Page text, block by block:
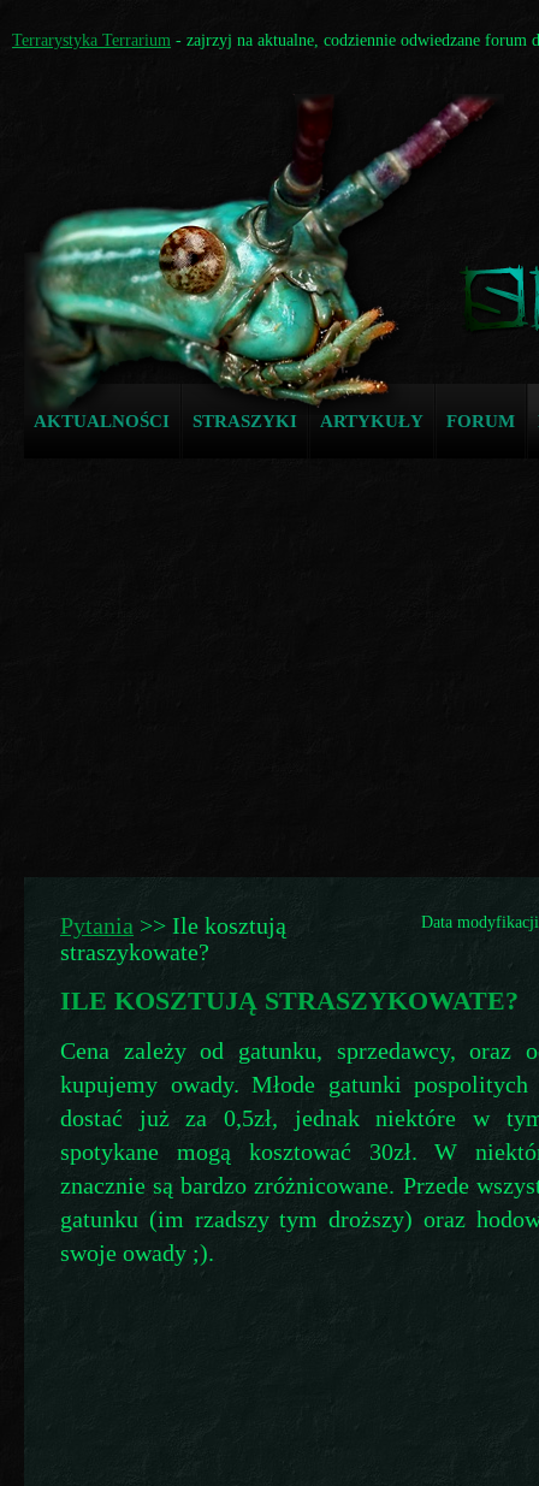
Terrarystyka Terrarium - zajrzyj na aktualne, codziennie odwiedzane forum
AKTUALNOŚCI STRASZYKI ARTYKUŁY FORUM
Data
Pytania >> Ile kosztują
straszykowate?
ILE KOSZTUJĄ STRASZYKOWATE?
Cena zależy od gatunku, sprzedawcy, oraz
kupujemy owady. Młode gatunki pospolitych
dostać już za 0,5zł, jednak niektóre w
spotykane mogą kosztować 30zł. W
znacznie są bardzo zróżnicowane. Przede
gatunku (im rzadszy tym droższy) oraz
swoje owady ;).